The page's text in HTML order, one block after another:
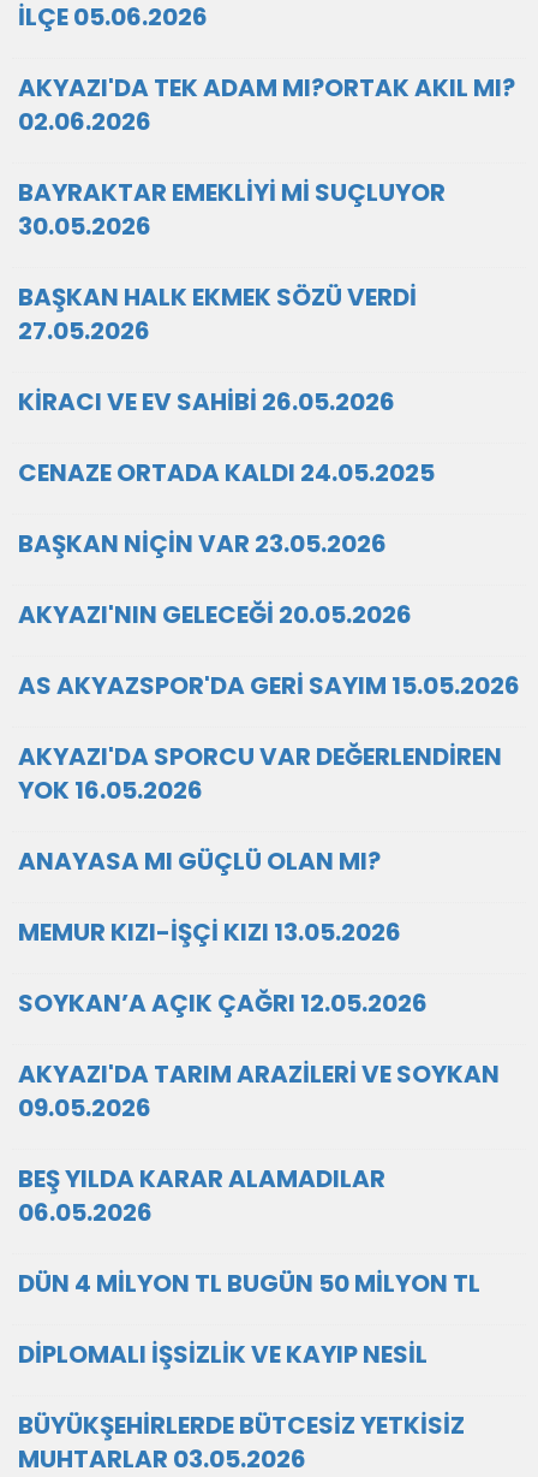
İLÇE 05.06.2026
AKYAZI'DA TEK ADAM MI?ORTAK AKIL MI?
02.06.2026
BAYRAKTAR EMEKLİYİ Mİ SUÇLUYOR
30.05.2026
BAŞKAN HALK EKMEK SÖZÜ VERDİ
27.05.2026
KİRACI VE EV SAHİBİ 26.05.2026
CENAZE ORTADA KALDI 24.05.2025
BAŞKAN NİÇİN VAR 23.05.2026
AKYAZI'NIN GELECEĞİ 20.05.2026
AS AKYAZSPOR'DA GERİ SAYIM 15.05.2026
AKYAZI'DA SPORCU VAR DEĞERLENDİREN
YOK 16.05.2026
ANAYASA MI GÜÇLÜ OLAN MI?
MEMUR KIZI-İŞÇİ KIZI 13.05.2026
SOYKAN’A AÇIK ÇAĞRI 12.05.2026
AKYAZI'DA TARIM ARAZİLERİ VE SOYKAN
09.05.2026
BEŞ YILDA KARAR ALAMADILAR
06.05.2026
DÜN 4 MİLYON TL BUGÜN 50 MİLYON TL
DİPLOMALI İŞSİZLİK VE KAYIP NESİL
BÜYÜKŞEHİRLERDE BÜTCESİZ YETKİSİZ
MUHTARLAR 03.05.2026